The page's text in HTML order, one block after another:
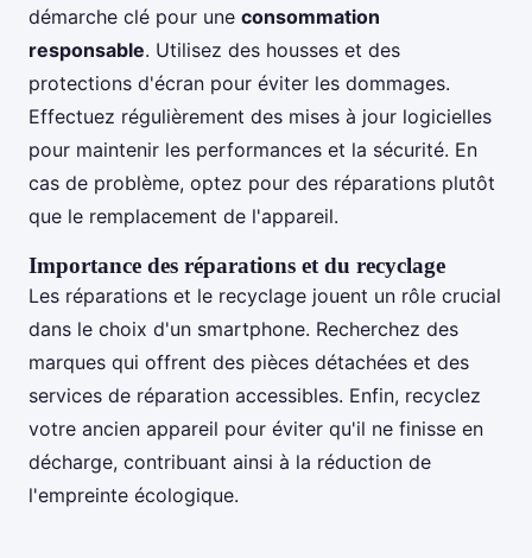
démarche clé pour une consommation
responsable. Utilisez des housses et des
protections d'écran pour éviter les dommages.
Effectuez régulièrement des mises à jour logicielles
pour maintenir les performances et la sécurité. En
cas de problème, optez pour des réparations plutôt
que le remplacement de l'appareil.
Importance des réparations et du recyclage
Les réparations et le recyclage jouent un rôle crucial
dans le choix d'un smartphone. Recherchez des
marques qui offrent des pièces détachées et des
services de réparation accessibles. Enfin, recyclez
votre ancien appareil pour éviter qu'il ne finisse en
décharge, contribuant ainsi à la réduction de
l'empreinte écologique.